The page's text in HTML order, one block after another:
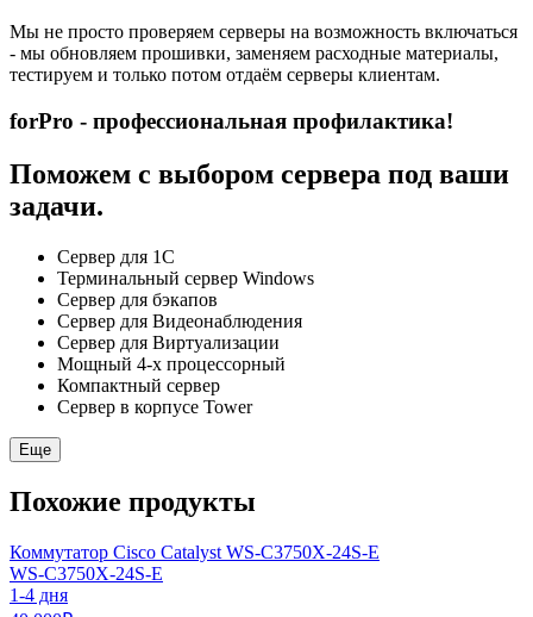
Мы не просто проверяем серверы на возможность включаться
- мы обновляем прошивки, заменяем расходные материалы,
тестируем и только потом отдаём серверы клиентам.
forPro - профессиональная профилактика!
Поможем с выбором сервера под ваши
задачи.
Сервер для 1С
Терминальный сервер Windows
Сервер для бэкапов
Сервер для Видеонаблюдения
Сервер для Виртуализации
Мощный 4-х процессорный
Компактный сервер
Сервер в корпусе Tower
Еще
Похожие продукты
Коммутатор Cisco Catalyst WS-C3750X-24S-E
WS-C3750X-24S-E
1-4 дня